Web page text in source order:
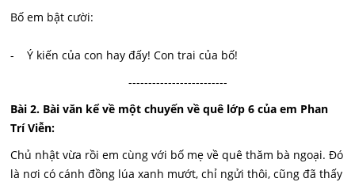
Bố em bật cười:
- Ý kiến của con hay đấy! Con trai của bố!
-------------------------
Bài 2. Bài văn kể về một chuyến về quê lớp 6 của em Phan
Trí Viễn:
Chủ nhật vừa rồi em cùng với bố mẹ về quê thăm bà ngoại. Đó
là nơi có cánh đồng lúa xanh mướt, chỉ ngửi thôi, cũng đã thấy